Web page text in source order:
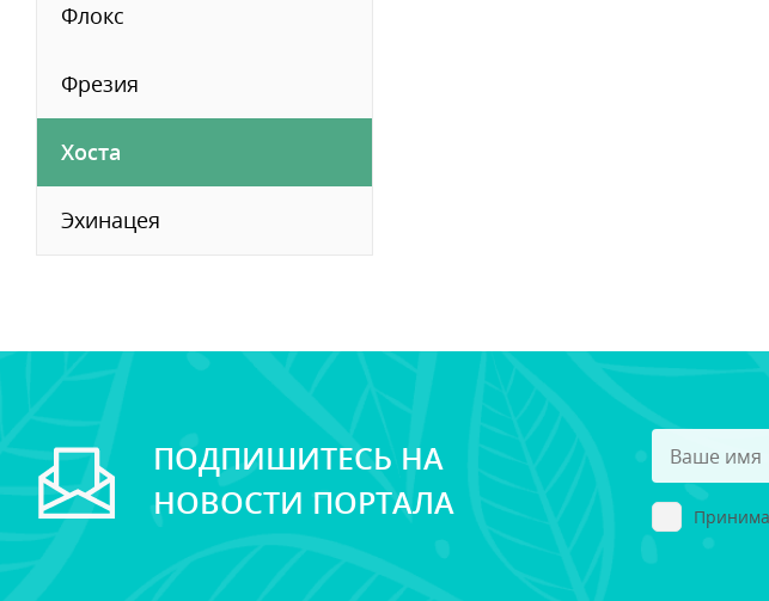
Флокс
Фрезия
Хоста
Эхинацея
ПОДПИШИТЕСЬ НА
НОВОСТИ ПОРТАЛА